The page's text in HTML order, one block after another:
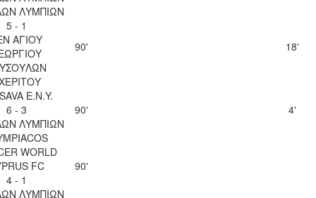
ΛΥΜΠΙΩΝ
5 - 1
ΑΓΙΟΥ
90' 18'
Ε.Ν.Y.
6 - 3
ΛΥΜΠΙΩΝ
90'
4'
WORLD
FC
4 - 1
ΛΥΜΠΙΩΝ
90'